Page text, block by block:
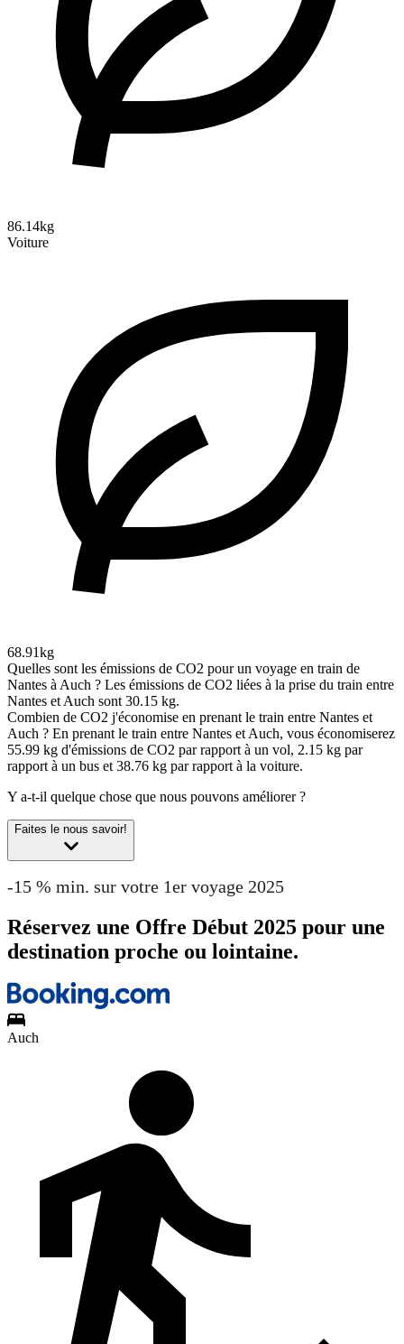
86.14kg
Voiture
68.91kg
Quelles sont les émissions de CO2 pour un voyage en train de
Nantes à Auch ? Les émissions de CO2 liées à la prise du train entre
Nantes et Auch sont 30.15 kg.
Combien de CO2 j'économise en prenant le train entre Nantes et
Auch ? En prenant le train entre Nantes et Auch, vous économiserez
55.99 kg d'émissions de CO2 par rapport à un vol, 2.15 kg par
rapport à un bus et 38.76 kg par rapport à la voiture.
Y a-t-il quelque chose que nous pouvons améliorer ?
Faites le nous savoir!
-15 % min. sur votre 1er voyage 2025
Réservez une Offre Début 2025 pour une
destination proche ou lointaine.
Auch